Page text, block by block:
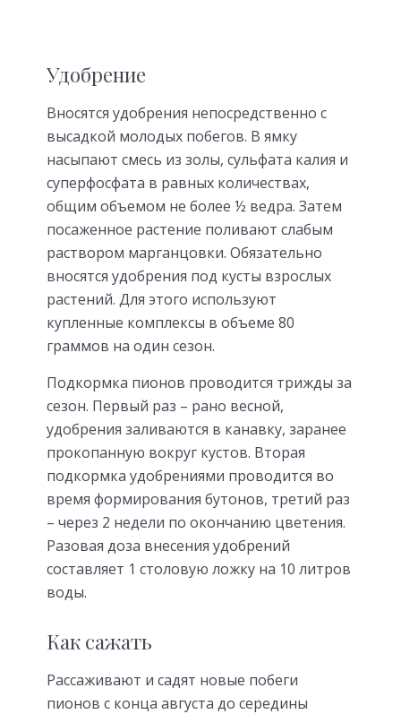
Удобрение
Вносятся удобрения непосредственно с
высадкой молодых побегов. В ямку
насыпают смесь из золы, сульфата калия и
суперфосфата в равных количествах,
общим объемом не более ½ ведра. Затем
посаженное растение поливают слабым
раствором марганцовки. Обязательно
вносятся удобрения под кусты взрослых
растений. Для этого используют
купленные комплексы в объеме 80
граммов на один сезон.
Подкормка пионов проводится трижды за
сезон. Первый раз – рано весной,
удобрения заливаются в канавку, заранее
прокопанную вокруг кустов. Вторая
подкормка удобрениями проводится во
время формирования бутонов, третий раз
– через 2 недели по окончанию цветения.
Разовая доза внесения удобрений
составляет 1 столовую ложку на 10 литров
воды.
Как сажать
Рассаживают и садят новые побеги
пионов с конца августа до середины